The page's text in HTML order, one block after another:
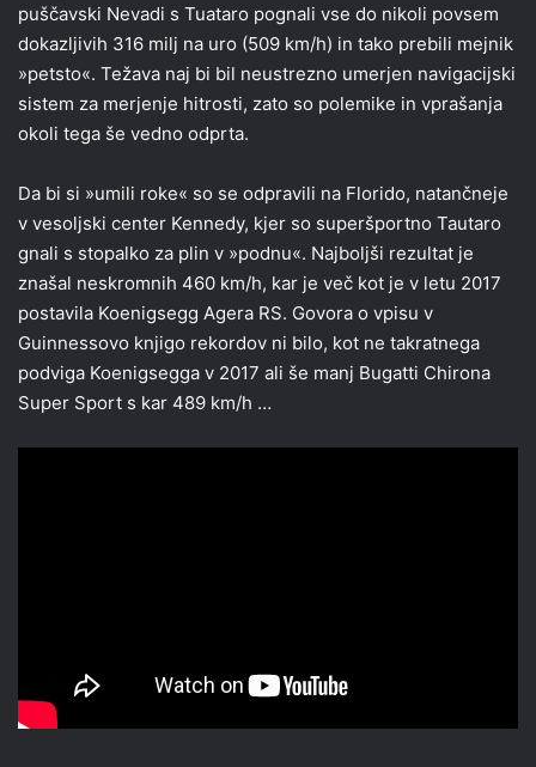
puščavski Nevadi s Tuataro pognali vse do nikoli povsem
dokazljivih 316 milj na uro (509 km/h) in tako prebili mejnik
»petsto«. Težava naj bi bil neustrezno umerjen navigacijski
sistem za merjenje hitrosti, zato so polemike in vprašanja
okoli tega še vedno odprta.
Da bi si »umili roke« so se odpravili na Florido, natančneje
v vesoljski center Kennedy, kjer so superšportno Tautaro
gnali s stopalko za plin v »podnu«. Najboljši rezultat je
znašal neskromnih 460 km/h, kar je več kot je v letu 2017
postavila Koenigsegg Agera RS. Govora o vpisu v
Guinnessovo knjigo rekordov ni bilo, kot ne takratnega
podviga Koenigsegga v 2017 ali še manj Bugatti Chirona
Super Sport s kar 489 km/h …